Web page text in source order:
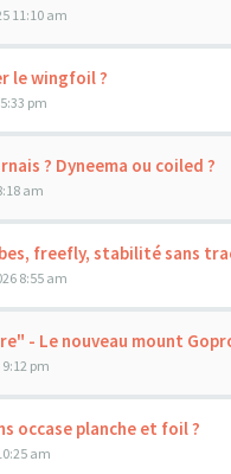
11:10 am
le wingfoil ?
pm
? Dyneema ou coiled ?
am
freefly, stabilité sans
8:55 am
- Le nouveau mount
pm
occase planche et foil ?
am